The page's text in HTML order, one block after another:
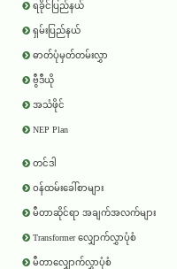
ရခိုင်ပြည်နယ်
ရှမ်းပြည်နယ်
ဓာတ်ပုံမှတ်တမ်းလွှာ
ဗွီဒီယို
အသံဖိုင်
NEP Plan
တင်ဒါ
ဝန်ထမ်းခေါ်စာများ
မီတာဆိုင်ရာ အချက်အလက်များ
Transformer လျှောက်လွှာပုံစံ
မီတာလျှောက်လွှာပုံစံ